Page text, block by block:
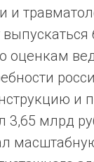
и
оценкам
и
3,65 млрд